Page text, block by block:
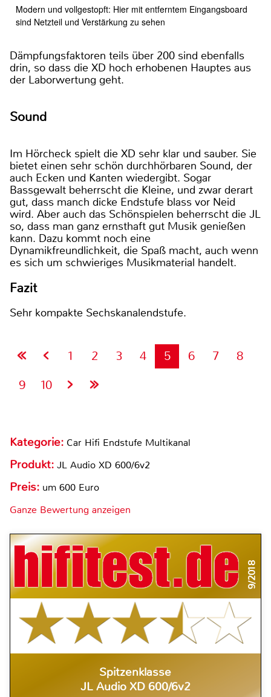
Modern und vollgestopft: Hier mit entferntem Eingangsboard
sind Netzteil und Verstärkung zu sehen
Dämpfungsfaktoren teils über 200 sind ebenfalls
drin, so dass die XD hoch erhobenen Hauptes aus
der Laborwertung geht.
Sound
Im Hörcheck spielt die XD sehr klar und sauber. Sie
bietet einen sehr schön durchhörbaren Sound, der
auch Ecken und Kanten wiedergibt. Sogar
Bassgewalt beherrscht die Kleine, und zwar derart
gut, dass manch dicke Endstufe blass vor Neid
wird. Aber auch das Schönspielen beherrscht die JL
so, dass man ganz ernsthaft gut Musik genießen
kann. Dazu kommt noch eine
Dynamikfreundlichkeit, die Spaß macht, auch wenn
es sich um schwieriges Musikmaterial handelt.
Fazit
Sehr kompakte Sechskanalendstufe.
1 2 3 4 5 6 7
8
9
10
Kategorie: Car Hifi Endstufe Multikanal
Produkt: JL Audio XD 600/6v2
Preis: um 600 Euro
Ganze Bewertung anzeigen
9/2018
Spitzenklasse
JL Audio XD 600/6v2